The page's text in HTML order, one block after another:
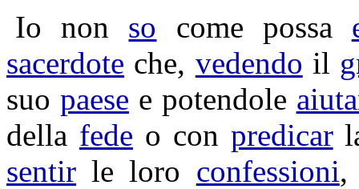
Io non so come possa
sacerdote che, vedendo il
suo paese e potendole
della fede o con predicar
sentir le loro confessioni,